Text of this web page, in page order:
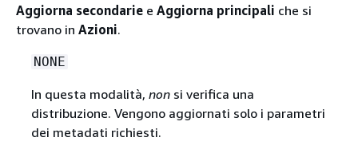
Aggiorna secondarie e Aggiorna principali che si
trovano in Azioni.
NONE
In questa modalità, nonsi verifica una
distribuzione. Vengono aggiornati solo i parametri
dei metadati richiesti.